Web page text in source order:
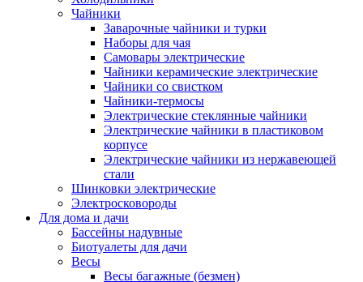
Чайники
Заварочные чайники и турки
Наборы для чая
Самовары электрические
Чайники керамические электрические
Чайники со свистком
Чайники-термосы
Электрические стеклянные чайники
Электрические чайники в пластиковом
корпусе
Электрические чайники из нержавеющей
стали
Шинковки электрические
Электросковороды
Для дома и дачи
Бассейны надувные
Биотуалеты для дачи
Весы
Весы багажные (безмен)